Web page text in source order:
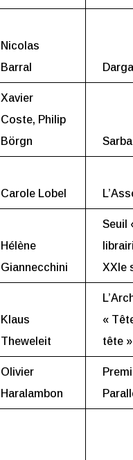
Nicolas
Barral
Xavier
Coste, Philip
Börgn
Carole Lobel
Hélène
Giannecchini
Seuil
XXIe
Klaus
Theweleit
«
tête »
Olivier
Haralambon